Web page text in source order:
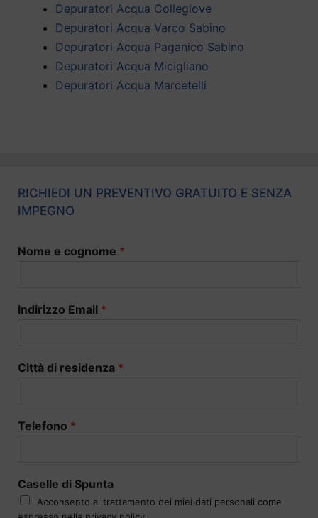
Depuratori Acqua Collegiove
Depuratori Acqua Varco Sabino
Depuratori Acqua Paganico Sabino
Depuratori Acqua Micigliano
Depuratori Acqua Marcetelli
RICHIEDI UN PREVENTIVO GRATUITO E SENZA
IMPEGNO
Nome e cognome *
Indirizzo Email *
Città di residenza *
Telefono *
Caselle di Spunta
Acconsento al trattamento dei miei dati personali come